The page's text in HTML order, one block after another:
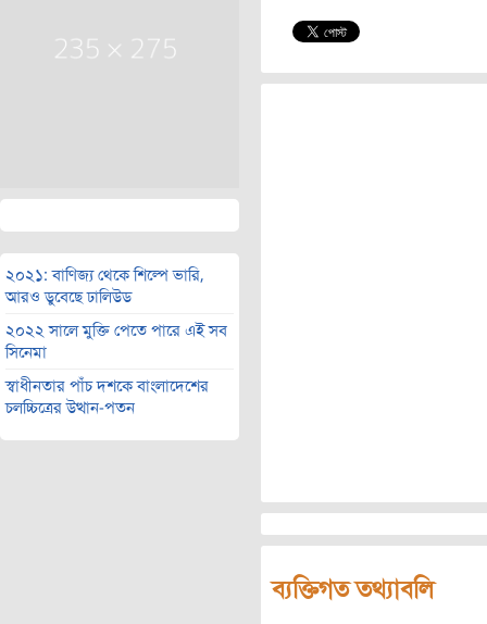
২০২১: বাণিজ্য থেকে শিল্পে ভারি,
আরও ডুবেছে ঢালিউড
২০২২ সালে মুক্তি পেতে পারে এই সব
সিনেমা
স্বাধীনতার পাঁচ দশকে বাংলাদেশের
চলচ্চিত্রের উত্থান-পতন
ব্যক্তিগত তথ্যাবলি